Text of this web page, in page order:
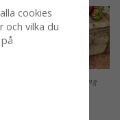
skål för plantering
cookies
och vilka du